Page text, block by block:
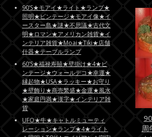
90’S★モアイ★ライト★ランプ★
照明★ビンテージ★モアイ像★イ
ースター島★謎★不思議★古代文
明★ロマン★アメリカン雑貨★イ
ンテリア雑貨★Moai★Tiki★店舗
什器★テーブルランプ
60’S★福禄寿囍★壁掛け★4★ビ
ンテージ★ウォールデコ★幸運★
縁起物★USA★ラッキー★お守り
★壁飾り★商売繁盛★金運★風水
★家庭円満★漢字★インテリア雑
貨
UFO★牛★キャトルミューティ
レーション★ランプ★4★ライト